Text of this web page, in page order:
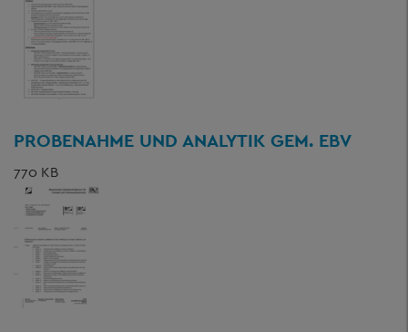
PROBENAHME UND ANALYTIK GEM. EBV
770 KB